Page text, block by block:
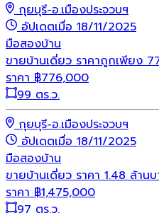
กุยบุรี-อ.เมืองประจวบฯ
อัปเดตเมื่อ 18/11/2025
มือสองบ้าน
ขายบ้านเดี่ยว ราคาถูกเพียง
ราคา ฿776,000
99 ตร.ว.
กุยบุรี-อ.เมืองประจวบฯ
อัปเดตเมื่อ 18/11/2025
มือสองบ้าน
ขายบ้านเดี่ยว ราคา 1.48 ล้าน
ราคา ฿1,475,000
97 ตร.ว.